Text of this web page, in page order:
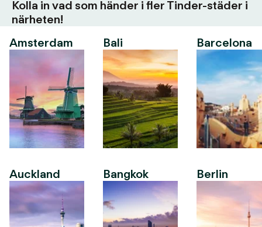
Kolla in vad som händer i fler Tinder-städer i
närheten!
Amsterdam
Auckland
Bali
Bangkok
Barcelona
Berlin